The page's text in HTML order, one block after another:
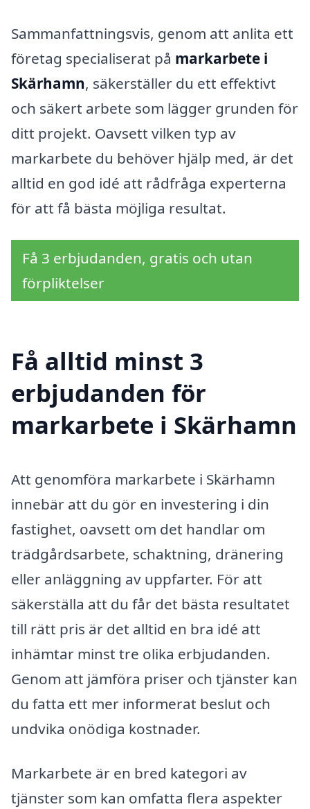
Sammanfattningsvis, genom att anlita ett
företag specialiserat på markarbete i
Skärhamn, säkerställer du ett effektivt
och säkert arbete som lägger grunden för
ditt projekt. Oavsett vilken typ av
markarbete du behöver hjälp med, är det
alltid en god idé att rådfråga experterna
för att få bästa möjliga resultat.
Få 3 erbjudanden, gratis och utan
förpliktelser
Få alltid minst 3
erbjudanden för
markarbete i Skärhamn
Att genomföra markarbete i Skärhamn
innebär att du gör en investering i din
fastighet, oavsett om det handlar om
trädgårdsarbete, schaktning, dränering
eller anläggning av uppfarter. För att
säkerställa att du får det bästa resultatet
till rätt pris är det alltid en bra idé att
inhämtar minst tre olika erbjudanden.
Genom att jämföra priser och tjänster kan
du fatta ett mer informerat beslut och
undvika onödiga kostnader.
Markarbete är en bred kategori av
tjänster som kan omfatta flera aspekter